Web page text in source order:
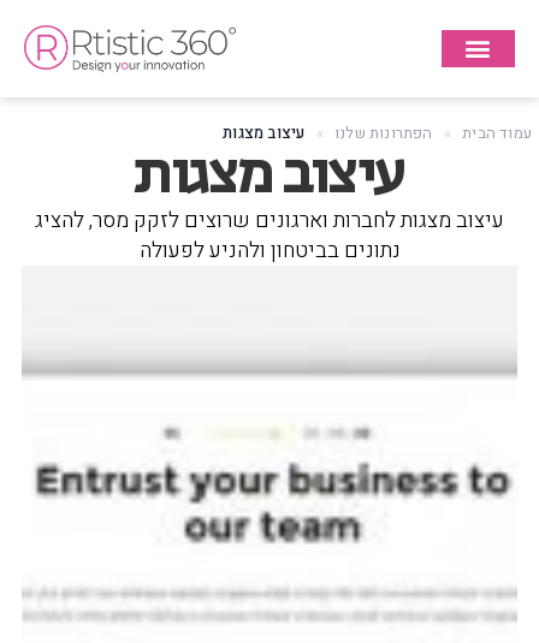
עמוד הבית » הפתרונות שלנו » עיצוב מצגות
עיצוב מצגות
עיצוב מצגות לחברות וארגונים שרוצים לזקק מסר, להציג
נתונים בביטחון ולהניע לפעולה